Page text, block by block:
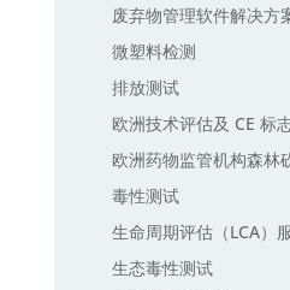
废弃物管理软件解决方
微塑料检测
排放测试
欧洲技术评估及 CE 标
欧洲药物监管机构森林
毒性测试
生命周期评估（LCA）
生态毒性测试